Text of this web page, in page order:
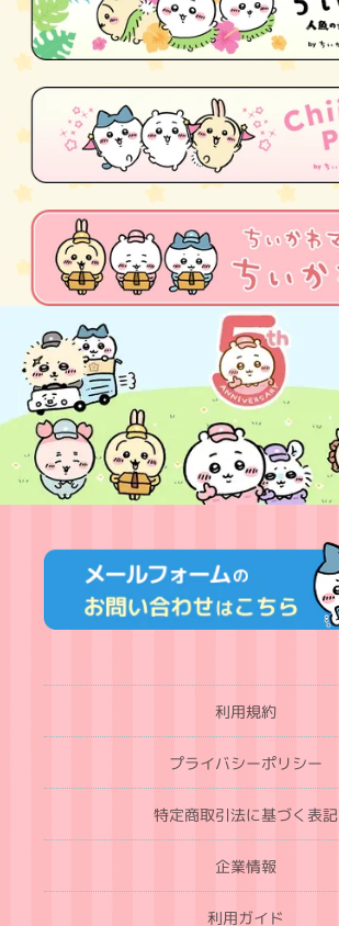
利用規約
プライバシーポリシー
特定商取引法に基づく表記
企業情報
利用ガイド